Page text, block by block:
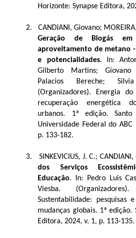
Horizonte: Synapse Editora,
2. CANDIANI, Giovano;
Geração de Biogás
aproveitamento de metano -
e potencialidades. In:
Gilberto Martins; Giovano
Palacios Bereche;
(Organizadores). Energia
recuperação energética
urbanos. 1ª edição.
Universidade Federal do ABC
p. 133-182.
3. SINKEVICIUS, J. C.;
dos Serviços
Educação. In: Pedro Luis
Viesba.
Sustentabilidade: pesquisas
mudanças globais. 1ª edição.
Editora, 2024, v. 1, p. 113-135.